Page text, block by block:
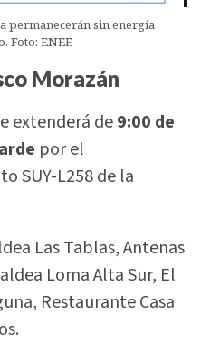
permanecerán sin energía
Foto: ENEE
Morazán
extenderá de9:00 de
por el
SUY-L258 de la
Las Tablas, Antenas
Loma Alta Sur, El
Restaurante Casa